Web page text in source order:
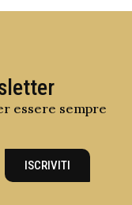
essere sempre
ISCRIVITI